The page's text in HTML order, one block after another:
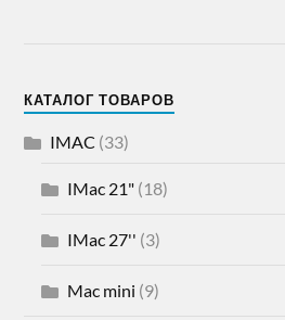
КАТАЛОГ ТОВАРОВ
IMAC (33)
IMac 21" (18)
IMac 27'' (3)
Mac mini (9)